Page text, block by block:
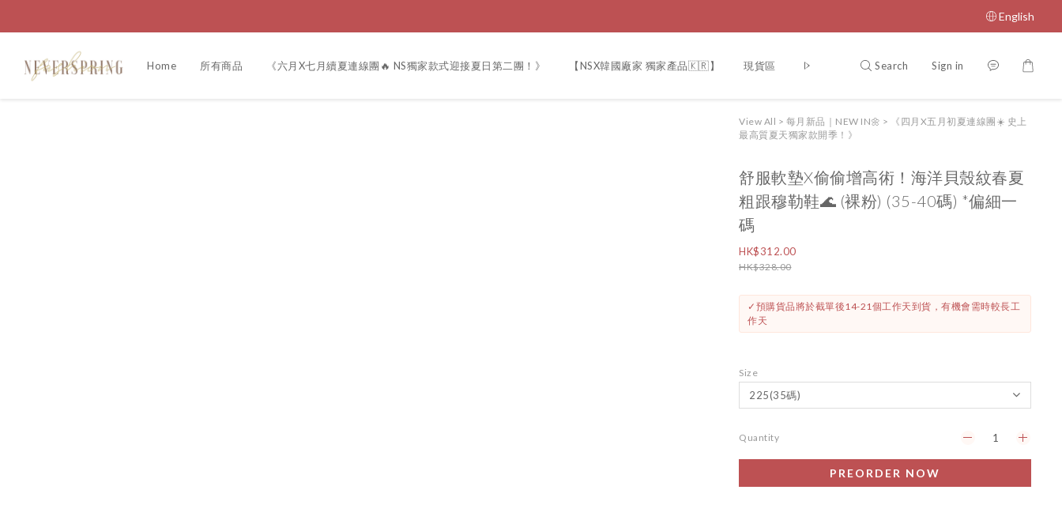
English
Home 所有商品 《六月X七月續夏連線團🔥 NS獨家款式迎接夏日第二團！》 【NSX韓國廠家 獨家產品🇰🇷】 現貨區 NEVERSPRINGVIP 【門市開放時間🎏】 【
Search Sign in
View All > 每月新品｜NEW IN🌼 >
《四月X五月初夏連線團☀️ 史上
最高質夏天獨家款開季！》
舒服軟墊X偷偷增高術！海洋貝殼紋春夏
粗跟穆勒鞋🌊 (裸粉) (35-40碼) *偏細一
碼
HK$312.00
HK$328.00
✓預購貨品將於截單後14-21個工作天到貨，有機會需時較長工
作天
Size
Quantity
PREORDER NOW